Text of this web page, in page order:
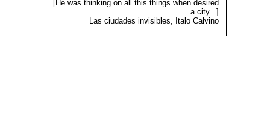
[He was thinking on all this things when desired
a city...]
Las ciudades invisibles, Italo Calvino